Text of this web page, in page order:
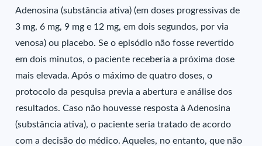
Adenosina (substância ativa) (em doses progressivas de
3 mg, 6 mg, 9 mg e 12 mg, em dois segundos, por via
venosa) ou placebo. Se o episódio não fosse revertido
em dois minutos, o paciente receberia a próxima dose
mais elevada. Após o máximo de quatro doses, o
protocolo da pesquisa previa a abertura e análise dos
resultados. Caso não houvesse resposta à Adenosina
(substância ativa), o paciente seria tratado de acordo
com a decisão do médico. Aqueles, no entanto, que não